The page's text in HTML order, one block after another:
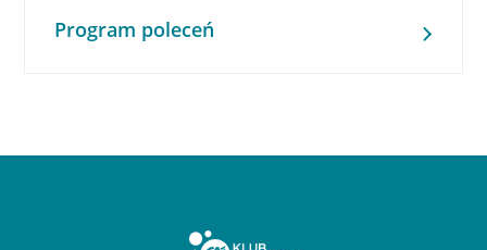
Program poleceń